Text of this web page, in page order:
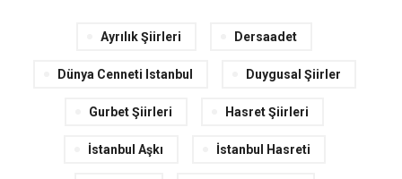
Ayrılık Şiirleri Dersaadet
Dünya Cenneti Istanbul Duygusal Şiirler
Gurbet Şiirleri Hasret Şiirleri
İstanbul Aşkı İstanbul Hasreti